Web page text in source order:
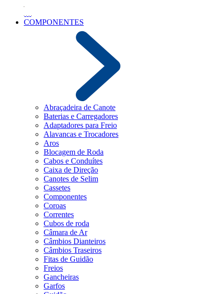
COMPONENTES
Abraçadeira de Canote
Baterias e Carregadores
Adaptadores para Freio
Alavancas e Trocadores
Aros
Blocagem de Roda
Cabos e Conduítes
Caixa de Direção
Canotes de Selim
Cassetes
Componentes
Coroas
Correntes
Cubos de roda
Câmara de Ar
Câmbios Dianteiros
Câmbios Traseiros
Fitas de Guidão
Freios
Gancheiras
Garfos